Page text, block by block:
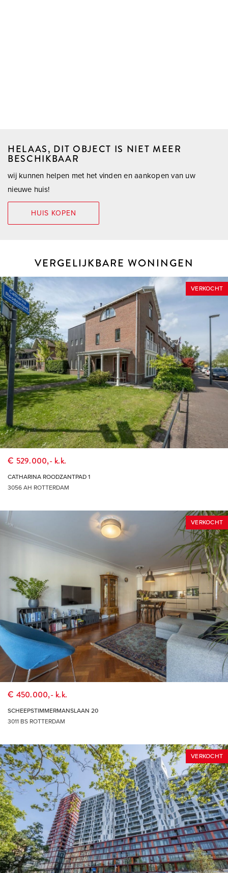
HELAAS, DIT OBJECT IS NIET MEER
BESCHIKBAAR
wij kunnen helpen met het vinden en aankopen van uw
nieuwe huis!
HUIS KOPEN
VERGELIJKBARE WONINGEN
VERKOCHT
€ 529.000,- k.k.
CATHARINA ROODZANTPAD 1
3056 AH ROTTERDAM
VERKOCHT
€ 450.000,- k.k.
SCHEEPSTIMMERMANSLAAN 20
3011 BS ROTTERDAM
VERKOCHT